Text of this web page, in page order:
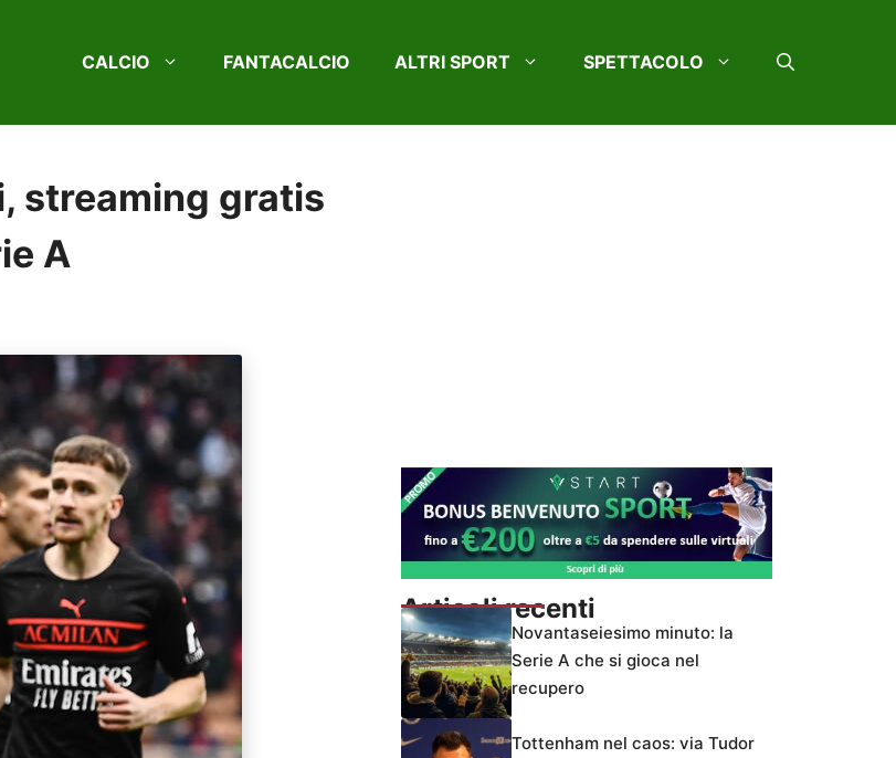
CALCIO FANTACALCIO ALTRI SPORT SPETTACOLO
streaming gratis
A
Articoli recenti
Novantaseiesimo minuto: la
Serie A che si gioca nel
recupero
Tottenham nel caos: via Tudor